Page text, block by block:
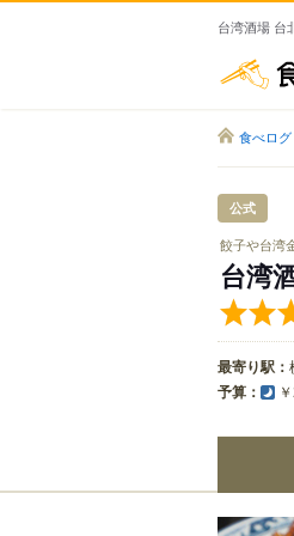
台湾酒場 台
食べログ
公式
餃子や台湾
台湾
最寄り駅：
予算：